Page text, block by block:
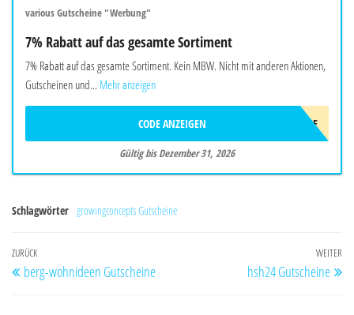
various Gutscheine "Werbung"
7% Rabatt auf das gesamte Sortiment
7% Rabatt auf das gesamte Sortiment. Kein MBW. Nicht mit anderen Aktionen,
Gutscheinen und... Mehr anzeigen
WELCOME
CODE ANZEIGEN
Gültig bis Dezember 31, 2026
Schlagwörter growingconcepts Gutscheine
Beitragsnavigation
Vorheriger
Beitrag
ZURÜCK
berg-wohnideen Gutscheine
WEITER
hsh24 Gutscheine